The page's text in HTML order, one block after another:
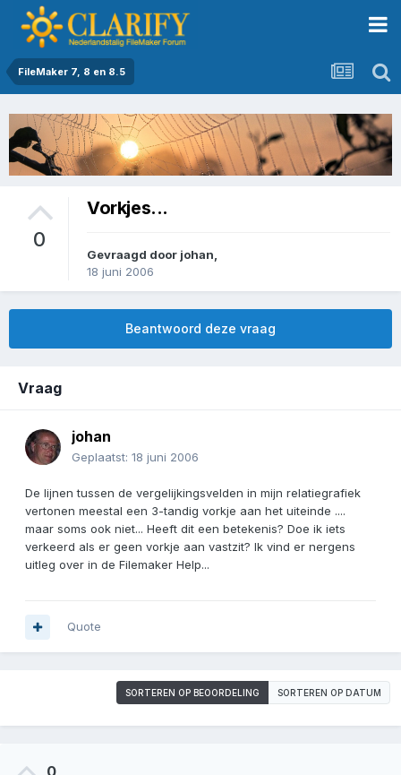
FileMaker 7, 8 en 8.5
0
Vorkjes...
Gevraagd door johan
18 juni 2006
Beantwoord deze vraag
Vraag
johan
Geplaatst: 18 juni 2006
De lijnen tussen de vergelijkingsvelden in mijn relatiegrafiek
vertonen meestal een 3-tandig vorkje aan het uiteinde ....
maar soms ook niet... Heeft dit een betekenis? Doe ik iets
verkeerd als er geen vorkje aan vastzit? Ik vind er nergens
uitleg over in de Filemaker Help...
Quote
SORTEREN OP BEOORDELING SORTEREN OP DATUM